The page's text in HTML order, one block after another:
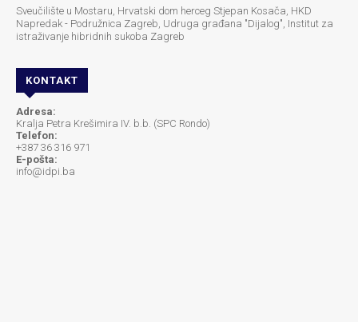
Sveučilište u Mostaru, Hrvatski dom herceg Stjepan Kosača, HKD
Napredak - Podružnica Zagreb, Udruga građana "Dijalog", Institut za
istraživanje hibridnih sukoba Zagreb
KONTAKT
Adresa:
Kralja Petra Krešimira IV. b.b. (SPC Rondo)
Telefon:
+387 36 316 971
E-pošta:
info@idpi.ba